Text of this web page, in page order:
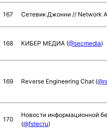
167 Сетевик Джонни // Network
168 КИБЕР МЕДИА (@secmedia)
169 Reverse Engineering Chat (
170
Новости информационной
(@fstecru)